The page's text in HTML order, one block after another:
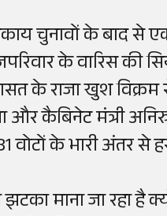
चुनावों के बाद से
के वारिस की
के राजा खुश
और कैबिनेट मंत्री
वोटों के भारी अंतर से
माना जा रहा है